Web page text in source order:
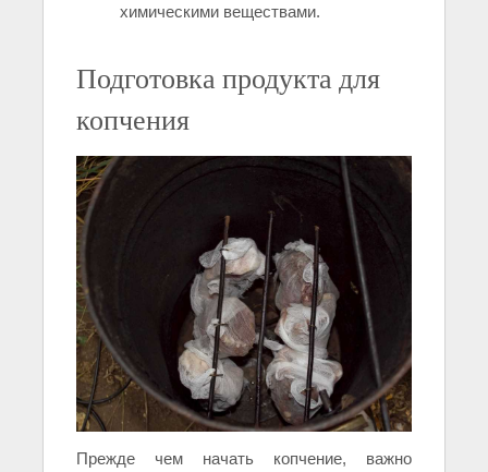
химическими веществами.
Подготовка продукта для
копчения
Прежде чем начать копчение, важно